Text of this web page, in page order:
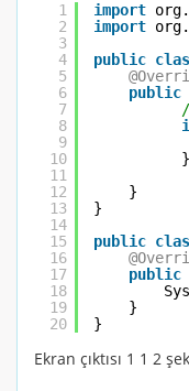
1
2
3
4
5
6
7
8
9
10
11
12
13
14
15
16
17
18
19
20
import
import
public
public
}
}
}
public
public
}
}
Ekran çıktısı 1 1 2